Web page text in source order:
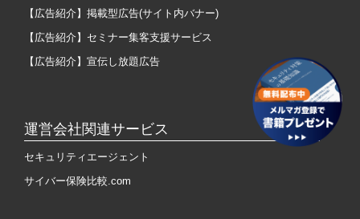
【広告紹介】掲載型広告(サイト内バナー)
【広告紹介】セミナー集客支援サービス
【広告紹介】宣伝し放題広告
運営会社関連サービス
セキュリティエージェント
サイバー保険比較.com